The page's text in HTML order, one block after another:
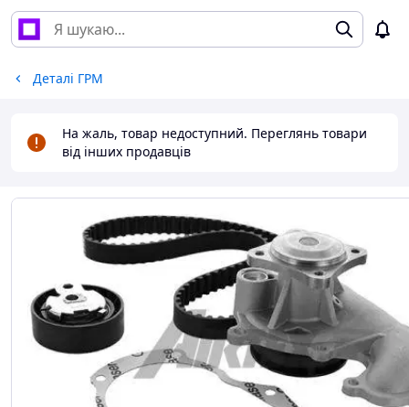
Деталі ГРМ
На жаль, товар недоступний. Переглянь товари
від інших продавців